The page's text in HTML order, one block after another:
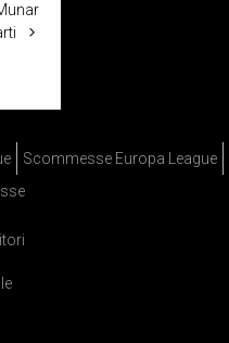
Scommesse Europa League